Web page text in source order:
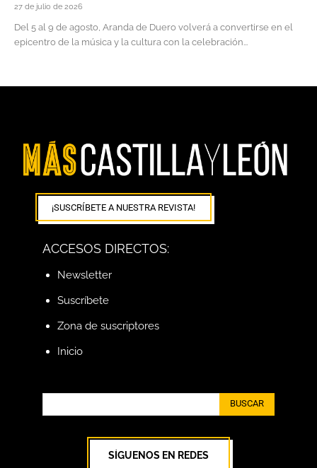
27 de julio de 2026
Del 5 al 9 de agosto, Aranda de Duero volverá a convertirse en el
epicentro de la música y la cultura con la celebración...
¡SUSCRÍBETE A NUESTRA REVISTA!
ACCESOS DIRECTOS:
Newsletter
Suscríbete
Zona de suscriptores
Inicio
BUSCAR
SÍGUENOS EN REDES